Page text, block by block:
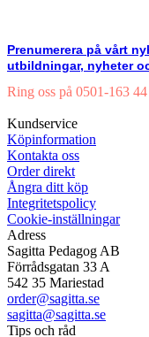
Prenumerera på vårt
utbildningar, nyheter
Ring oss på 0501-163 44
Kundservice
Köpinformation
Kontakta oss
Order direkt
Ångra ditt köp
Integritetspolicy
Cookie-inställningar
Adress
Sagitta Pedagog AB
Förrådsgatan 33 A
542 35 Mariestad
order@sagitta.se
sagitta@sagitta.se
Tips och råd